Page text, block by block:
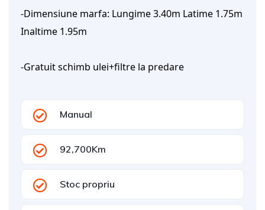
-Dimensiune marfa: Lungime 3.40m Latime 1.75m
Inaltime 1.95m
-Gratuit schimb ulei+filtre la predare
Manual
92,700Km
Stoc propriu